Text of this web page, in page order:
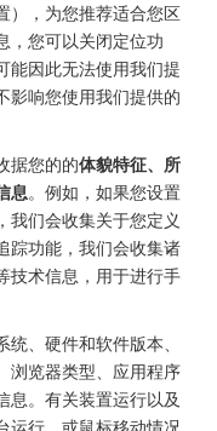
），为您推荐适合您区
，您可以关闭定位功
能因此无法使用我们提
影响您使用我们提供的
据您的的体貌特征、所
息。例如，如果您设置
我们会收集关于您定义
踪功能，我们会收集诸
技术信息，用于进行手
统、硬件和软件版本、
浏览器类型、应⽤程序
息。有关装置运⾏以及